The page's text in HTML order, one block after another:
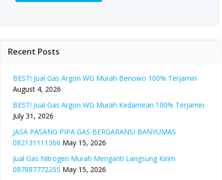
Recent Posts
BEST! Jual Gas Argon WG Murah Benowo 100% Terjamin
August 4, 2026
BEST! Jual Gas Argon WG Murah Kedamean 100% Terjamin
July 31, 2026
JASA PASANG PIPA GAS BERGARANSI BANYUMAS
082131111366 May 15, 2026
Jual Gas Nitrogen Murah Menganti Langsung Kirim
087887772255 May 15, 2026